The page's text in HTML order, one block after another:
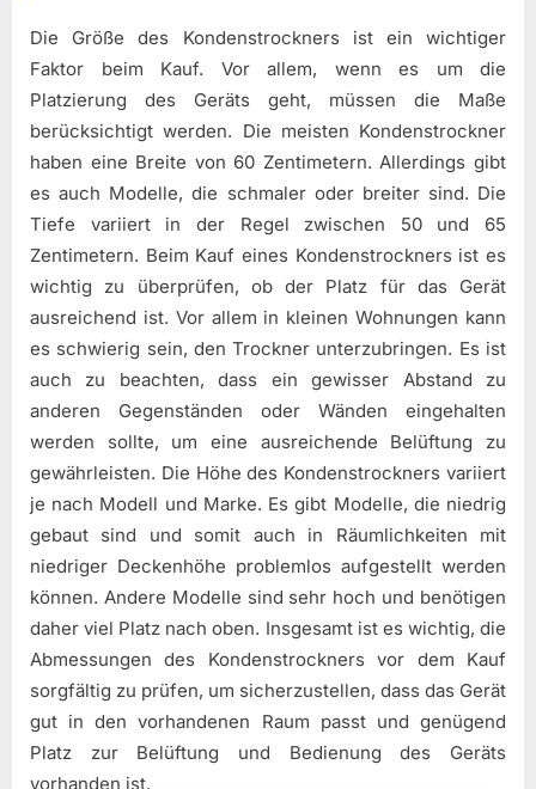
Die Größe des Kondenstrockners ist ein wichtiger
Faktor beim Kauf. Vor allem, wenn es um die
Platzierung des Geräts geht, müssen die Maße
berücksichtigt werden. Die meisten Kondenstrockner
haben eine Breite von 60 Zentimetern. Allerdings gibt
es auch Modelle, die schmaler oder breiter sind. Die
Tiefe variiert in der Regel zwischen 50 und 65
Zentimetern. Beim Kauf eines Kondenstrockners ist es
wichtig zu überprüfen, ob der Platz für das Gerät
ausreichend ist. Vor allem in kleinen Wohnungen kann
es schwierig sein, den Trockner unterzubringen. Es ist
auch zu beachten, dass ein gewisser Abstand zu
anderen Gegenständen oder Wänden eingehalten
werden sollte, um eine ausreichende Belüftung zu
gewährleisten. Die Höhe des Kondenstrockners variiert
je nach Modell und Marke. Es gibt Modelle, die niedrig
gebaut sind und somit auch in Räumlichkeiten mit
niedriger Deckenhöhe problemlos aufgestellt werden
können. Andere Modelle sind sehr hoch und benötigen
daher viel Platz nach oben. Insgesamt ist es wichtig, die
Abmessungen des Kondenstrockners vor dem Kauf
sorgfältig zu prüfen, um sicherzustellen, dass das Gerät
gut in den vorhandenen Raum passt und genügend
Platz zur Belüftung und Bedienung des Geräts
vorhanden ist.